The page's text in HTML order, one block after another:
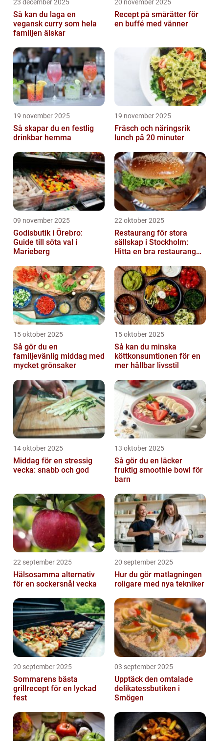
23 december 2025
Så kan du laga en
vegansk curry som hela
familjen älskar
20 november 2025
Recept på smårätter för
en buffé med vänner
19 november 2025
Så skapar du en festlig
drinkbar hemma
19 november 2025
Fräsch och näringsrik
lunch på 20 minuter
09 november 2025
Godisbutik i Örebro:
Guide till söta val i
Marieberg
22 oktober 2025
Restaurang för stora
sällskap i Stockholm:
Hitta en bra restaurang
15 oktober 2025
Så gör du en
familjevänlig middag med
mycket grönsaker
15 oktober 2025
Så kan du minska
köttkonsumtionen för en
mer hållbar livsstil
14 oktober 2025
Middag för en stressig
vecka: snabb och god
13 oktober 2025
Så gör du en läcker
fruktig smoothie bowl för
barn
22 september 2025
Hälsosamma alternativ
för en sockersnål vecka
20 september 2025
Hur du gör matlagningen
roligare med nya tekniker
20 september 2025
Sommarens bästa
grillrecept för en lyckad
fest
03 september 2025
Upptäck den omtalade
delikatessbutiken i
Smögen